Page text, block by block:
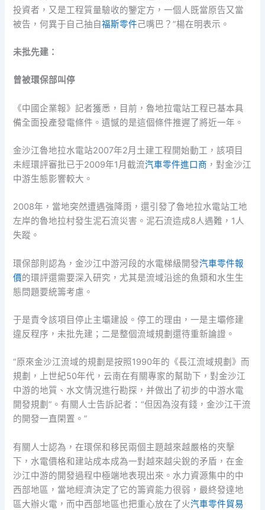
投資者，又是工程質量驗收的鑒定方，一個人既當原告又當
被告，何異于自己抽自福斯零件己嘴巴？”楊在明表示。
未批先建：
曾被環保部叫停
《中國企業報》記者獲悉，目前，魯地拉電站工程已基本具
備全面投產發電條件。遺憾的是這個條件推遲了將近一年。
金沙江魯地拉水電站2007年2月土建工程開始動工，該項目
未經環評審批已于2009年1月截流汽車零件進口商 ，對金沙江
中游生態影響較大。
2008年，當地突然遭遇強降雨，還引發了魯地拉水電站工地
左岸的魯地拉村發生泥石流災害。泥石流造成8人遇難，1人
失蹤。
環保部則認為，金沙江中游河段的水電梯級開發汽車零件報
價的環評還需要深入研究，尤其是流域沿途的魚類和水生生
態問題要統籌考慮。
于是責令該項目停止主壩建設。停工的理由，一是主壩修建
違反程序，未批先建；二是整個流域規劃還待重新論證。
“原來金沙江流域的規劃是按照1990年的《長江流域規劃》而
規劃，上世紀50年代，云南在有關專家的幫助下，對金沙江
中游的地質、水文情況進行勘探，并做出了初步的中游水電
開發規劃”。有關人士告訴記者：“但因為沒有錢，金沙江干流
的開發一直閑置。”
有關人士認為，在環保和移民兩個主題越來越嚴格的夾擊
下，水電價格和建站成本成為一對越來越尖銳的矛盾，在金
沙江中游的開發過程中極端地表現出來。水力資源集中的中
西部地區，當地經濟決定了它的籌資能力很弱，最終發達地
區大辦火電，而中西部地區也把重心放在了火汽車零件貿易